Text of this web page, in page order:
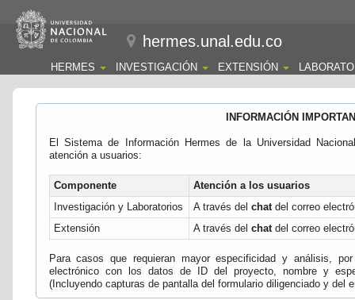
hermes.unal.edu.co
HERMES INVESTIGACIÓN EXTENSIÓN
INFORMACIÓN
El Sistema de Información Hermes de la Universidad
atención a usuarios:
Componente
Atención a los usuarios
Investigación y Laboratorios
A través del chatdel correo
Extensión
A través del chatdel correo
Para casos que requieran mayor especificidad y análisis,
electrónico con los datos de ID del proyecto, nombre y
(Incluyendo capturas de pantalla del formulario diligenciado y del